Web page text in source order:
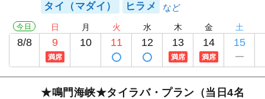
タイ（マダイ） ヒラメ
今日
8/8
日
9
満席
月
10
火
11
水
12
木
13
満席
金
14
満席
土
15
★鳴門海峡★タイラバ・プラン（当日4名